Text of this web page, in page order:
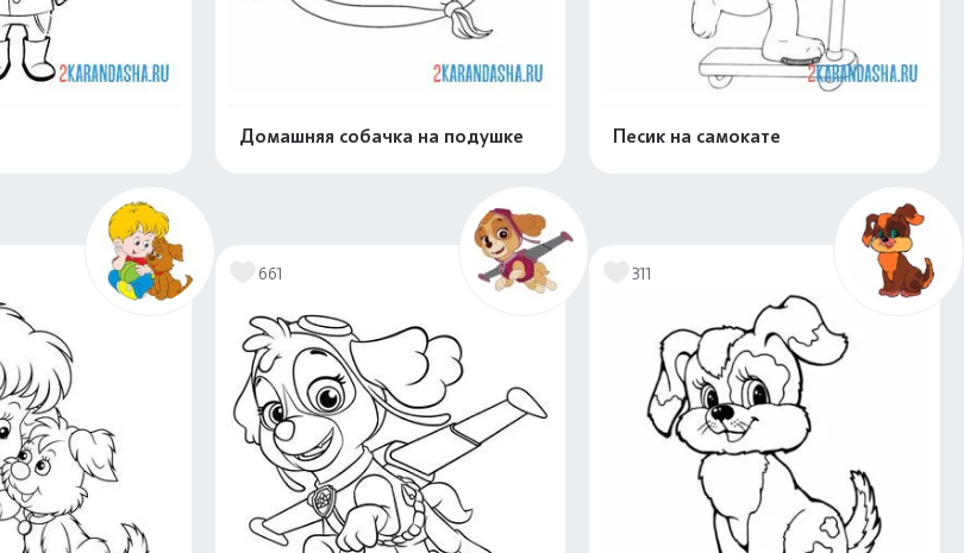
и скачать
Домашняя собачка на подушке
Распечатать и скачать
Песик на самокате
661 311